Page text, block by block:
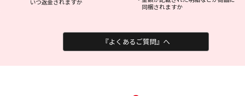
いつ返金されますか
同梱されますか
『よくあるご質問』へ